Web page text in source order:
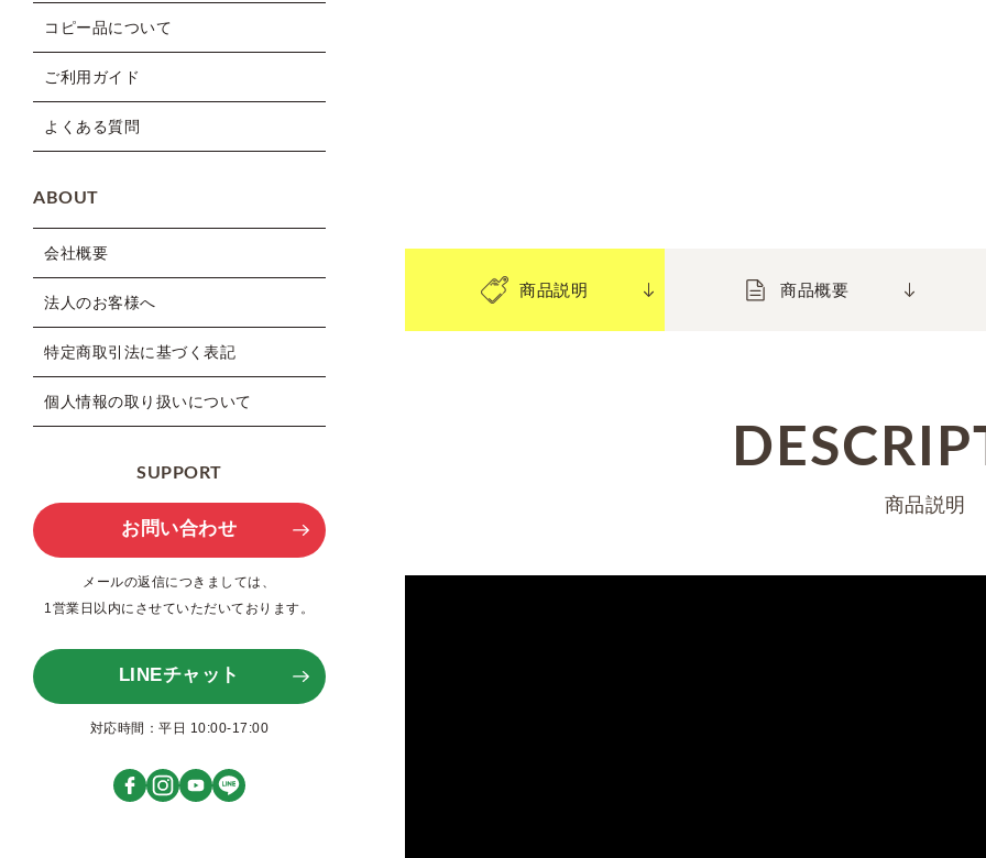
コピー品について
ご利用ガイド
よくある質問
ABOUT
会社概要
法人のお客様へ
特定商取引法に基づく表記
個人情報の取り扱いについて
SUPPORT
お問い合わせ
メールの返信につきましては、
1営業日以内にさせていただいております。
LINEチャット
対応時間：平日 10:00-17:00
商品説明 商品概要
商品説明